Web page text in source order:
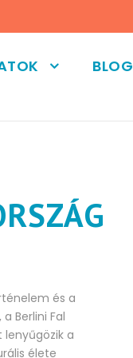
BLOG
és a
Berlini Fal
a
élete